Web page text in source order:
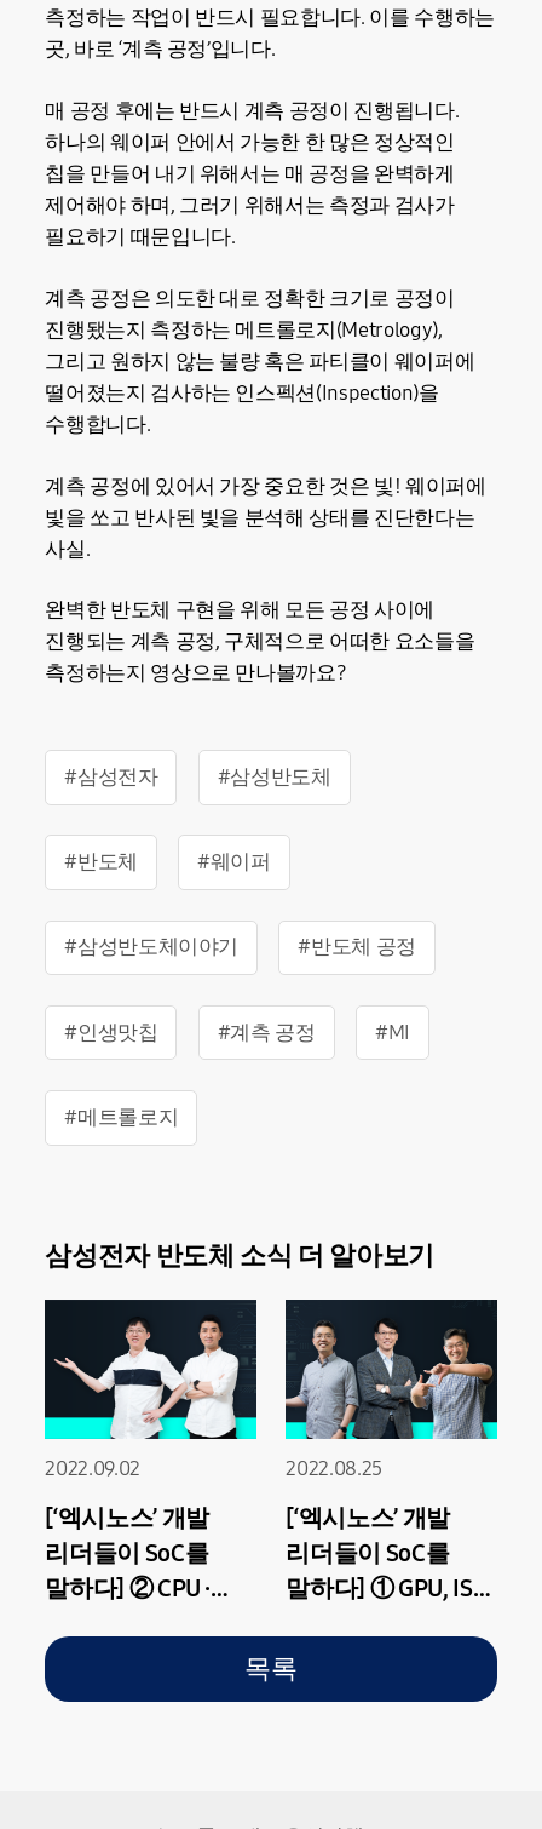
측정하는 작업이 반드시 필요합니다. 이를 수행하는
곳, 바로 ‘계측 공정’입니다.
매 공정 후에는 반드시 계측 공정이 진행됩니다.
하나의 웨이퍼 안에서 가능한 한 많은 정상적인
칩을 만들어 내기 위해서는 매 공정을 완벽하게
제어해야 하며, 그러기 위해서는 측정과 검사가
필요하기 때문입니다.
계측 공정은 의도한 대로 정확한 크기로 공정이
진행됐는지 측정하는 메트롤로지(Metrology),
그리고 원하지 않는 불량 혹은 파티클이 웨이퍼에
떨어졌는지 검사하는 인스펙션(Inspection)을
수행합니다.
계측 공정에 있어서 가장 중요한 것은 빛! 웨이퍼에
빛을 쏘고 반사된 빛을 분석해 상태를 진단한다는
사실.
완벽한 반도체 구현을 위해 모든 공정 사이에
진행되는 계측 공정, 구체적으로 어떠한 요소들을
측정하는지 영상으로 만나볼까요?
#삼성전자 #삼성반도체
#반도체 #웨이퍼
#삼성반도체이야기 #반도체 공정
#인생맛칩 #계측 공정 #MI
#메트롤로지
삼성전자 반도체 소식 더 알아보기
2022.09.02
[‘엑시노스’ 개발
리더들이 SoC를
말하다] ② CPU ·
2022.08.25
[‘엑시노스’ 개발
리더들이 SoC를
말하다] ① GPU, ISP
목록